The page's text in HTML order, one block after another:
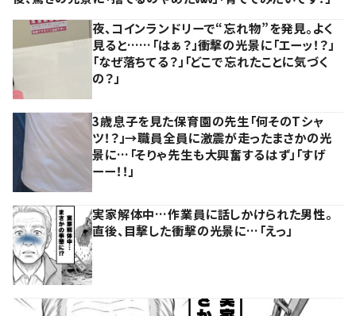
夜、コインランドリーで“忘れ物”を発見。よく
見ると……「はぁ？」衝撃の光景に「エーッ！？」
「なぜ落ちてる？」「どこで忘れたことに気づく
の？」
3歳息子を見た保育園の先生「何そのTシャ
ツ！？」→職員全員に激震が走ったまさかの光
景に…「そりゃ先生も大興奮するはず」「すげ
ーー！！」
実家解体中…作業員に話しかけられた男性。
直後、目撃した衝撃の光景に…「えっ」